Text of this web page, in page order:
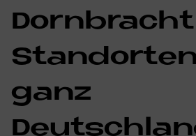
Dorn­bracht
ganz